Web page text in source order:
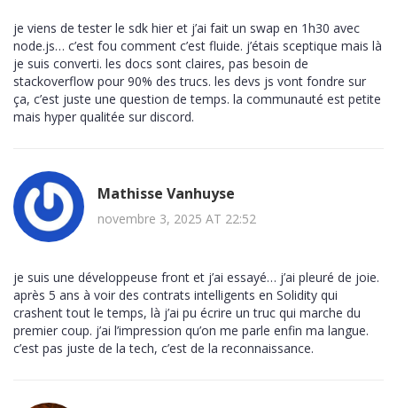
je viens de tester le sdk hier et j’ai fait un swap en 1h30 avec
node.js… c’est fou comment c’est fluide. j’étais sceptique mais là
je suis converti. les docs sont claires, pas besoin de
stackoverflow pour 90% des trucs. les devs js vont fondre sur
ça, c’est juste une question de temps. la communauté est petite
mais hyper qualitée sur discord.
Mathisse Vanhuyse
novembre 3, 2025 AT 22:52
je suis une développeuse front et j’ai essayé… j’ai pleuré de joie.
après 5 ans à voir des contrats intelligents en Solidity qui
crashent tout le temps, là j’ai pu écrire un truc qui marche du
premier coup. j’ai l’impression qu’on me parle enfin ma langue.
c’est pas juste de la tech, c’est de la reconnaissance.